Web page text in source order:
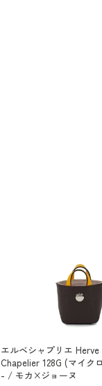
エルベシャプリエ Herve
Chapelier 128G (マイク
- / モカ×ジョーヌ